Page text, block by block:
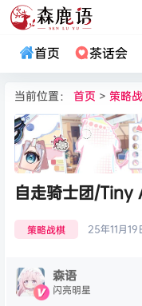
首页 茶话会
当前位置： 首页 > 策略
自走骑士团/
策略战棋 25年11月19
森语
闪亮明星